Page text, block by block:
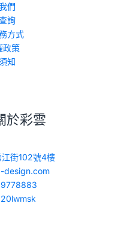
們
詢
方式
政策
知
於彩雲
街102號4樓
design.com